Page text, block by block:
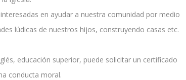
en ayudar a nuestra comunidad por medio
lúdicas de nuestros hijos, construyendo casas etc.
educación superior, puede solicitar un certificado
conducta moral.